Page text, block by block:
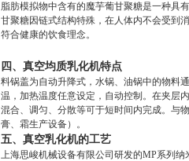
脂肪模拟物中含有的魔芋葡甘聚糖是一种具
甘聚糖因链式结构特殊，在人体内不会受到
符合健康的饮食理念。
四、真空均质乳化机特点
料锅盖为自动升降式，水锅、油锅中的物料
温，加热温度任意设定，自动控制。在夹层
混合、调匀、分散等可于短时间内完成。与
膏、霜生产设备）。
五、真空乳化机的工艺
上海思峻机械设备有限公司研发的MP系列